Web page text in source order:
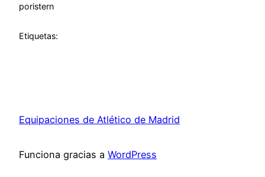
poristern
Etiquetas:
Equipaciones de Atlético de Madrid
Funciona gracias a WordPress